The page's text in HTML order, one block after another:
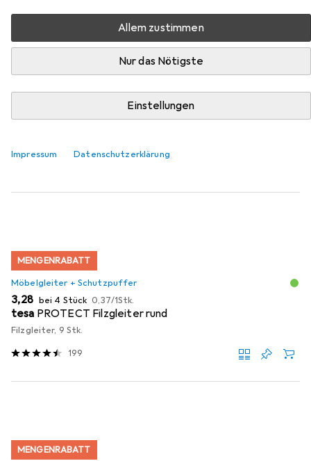
Allem zustimmen
Nur das Nötigste
Einstellungen
Impressum Datenschutzerklärung
Produktliste
Möbelgleiter + Schutzpuffer
1Stk.
tesaPROTECT Filzgleiter rund
MENGENRABATT
Möbelgleiter + Schutzpuffer
EUR
3,28 bei 4 Stück EUR
0,37/1Stk.
tesa PROTECT Filzgleiter rund
Filzgleiter, 9 Stk.
199
MENGENRABATT